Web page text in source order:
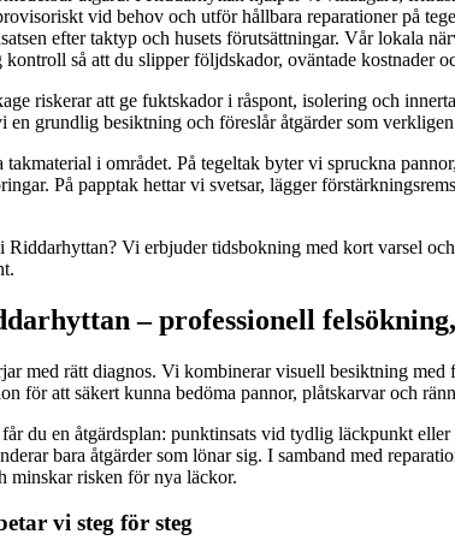
vid behov och utför hållbara reparationer på
efter taktyp och husets förutsättningar. Vår lokala
så att du slipper följdskador, oväntade kostnader
riskerar att ge fuktskador i råspont, isolering och
en grundlig besiktning och föreslår åtgärder som
i området. På tegeltak byter vi spruckna
På papptak hettar vi svetsar, lägger
Riddarhyttan? Vi erbjuder tidsbokning med kort varsel
– professionell
med rätt diagnos. Vi kombinerar visuell besiktning
för att säkert kunna bedöma pannor, plåtskarvar och
du en åtgärdsplan: punktinsats vid tydlig läckpunkt
bara åtgärder som lönar sig. I samband med
minskar risken för nya läckor.
vi steg för steg